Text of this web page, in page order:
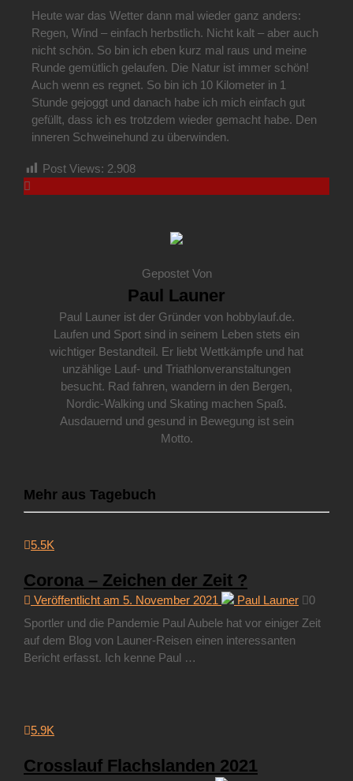
Heute war das Wetter dann mal wieder ganz anders:
Regen, Wind – einfach herbstlich. Nicht kalt – aber auch
nicht schön. So bin ich eben kurz mal raus und meine
Runde gemütlich gelaufen. Die Natur ist immer schön!
Auch wenn es regnet. So bin ich 10 Kilometer in 1
Stunde gejoggt und danach habe ich mich einfach gut
gefüllt, dass ich es trotzdem wieder gemacht habe. Den
inneren Schweinehund zu überwinden.
Post Views: 2.908
Gepostet Von
Paul Launer
Paul Launer ist der Gründer von hobbylauf.de.
Laufen und Sport sind in seinem Leben stets ein
wichtiger Bestandteil. Er liebt Wettkämpfe und hat
unzählige Lauf- und Triathlonveranstaltungen
besucht. Rad fahren, wandern in den Bergen,
Nordic-Walking und Skating machen Spaß.
Ausdauernd und gesund in Bewegung ist sein
Motto.
Mehr aus Tagebuch
5.5K
Corona – Zeichen der Zeit ?
Veröffentlicht am 5. November 2021 Paul Launer
0
Sportler und die Pandemie Paul Aubele hat vor einiger Zeit
auf dem Blog von Launer-Reisen einen interessanten
Bericht erfasst. Ich kenne Paul …
5.9K
Crosslauf Flachslanden 2021